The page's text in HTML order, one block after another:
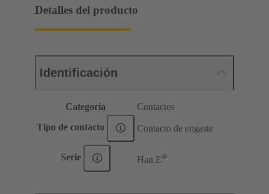
Detalles del producto
Identificación
Categoría Contactos
Tipo de contacto Contacto de engaste
Serie Han E®